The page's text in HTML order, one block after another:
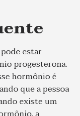
estar
progesterona.
hormônio é
que a pessoa
existe um